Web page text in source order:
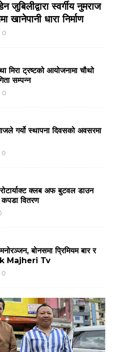
स्वर्गीय नुमराज
खानेपानी धारा निर्माण
0
मिरा ट्रष्टको आयोजनामा चौथो
सम्पन्न
0
गर्यो स्थापना दिवसको अवसरमा
0
क्लब अफ बुटवल डाउन
कपडा वितरण
बोनसमा प्रिमियम बार र
Majheri Tv
0